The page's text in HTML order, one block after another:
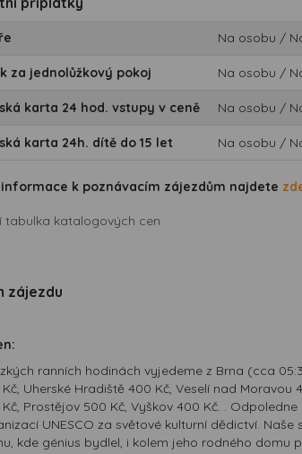
Na osobu /
za jednolůžkový pokoj Na osobu /
karta 24 hod. vstupy v ceně Na osobu /
karta 24h. dítě do 15 let Na osobu /
k poznávacím zájezdům najdete
tabulka katalogových cen
zájezdu
ranních hodinách vyjedeme z Brna (cca
Uherské Hradiště 400 Kč, Veselí nad
Prostějov 500 Kč, Vyškov 400 Kč. .
UNESCO za světové kulturní dědictví.
kde génius bydlel, i kolem jeho rodného domu